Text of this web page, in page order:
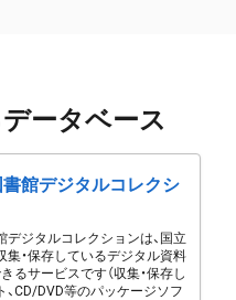
ータベース
書館デジタルコレクシ
デジタルコレクションは、国立
集・保存しているデジタル資料
るサービスです（収集・保存し
、CD/DVD等のパッケージソフ